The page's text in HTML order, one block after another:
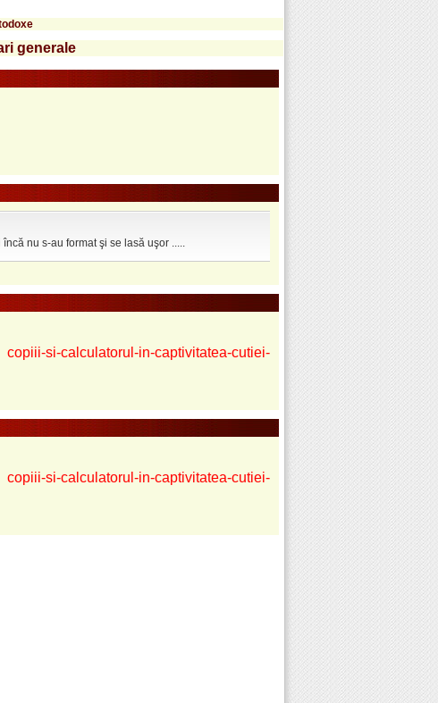
generale
nu s-au format şi se lasă uşor .....
si-calculatorul-in-captivitatea-cutiei-
si-calculatorul-in-captivitatea-cutiei-